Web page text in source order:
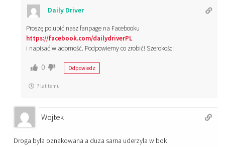
Daily Driver
Proszę polubić nasz fanpage na Facebooku
https://facebook.com/dailydriverPL
i napisać wiadomość. Podpowiemy co zrobić! Szerokości
0 Odpowiedz
7 lat temu
Wojtek
Droga byla oznakowana a duza sarna uderzyla w bok